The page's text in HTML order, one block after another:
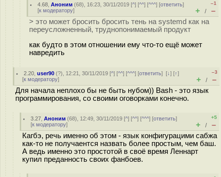
4.68 ,Аноним (68), 16:23, 30/11/2019 [^] [^^] [^^^] [ответить]
[к модератору]
–1
+ / –
> это может бросить бросить тень на systemd как на
переусложненный, труднопонимаемый продукт
как будто в этом отношении ему что-то ещё может
навредить
2.20 ,user90 (?), 12:21, 30/11/2019 [^] [^^] [^^^] [ответить][↓] [↑]
[к модератору]
–3
+ / –
Для начала неплохо бы не быть нубом)) Bash - это язык
программирования, со своими оговорками конечно.
3.27 ,Аноним (68), 12:49, 30/11/2019 [^] [^^] [^^^] [ответить]
[к модератору]
+5
+ / –
Кагбэ, речь именно об этом - язык конфигурацими сабжа
как-то не получаентся назвать более простым, чем баш.
А ведь именно это простотой в своё время Леннарт
купил преданность своих фанбоев.